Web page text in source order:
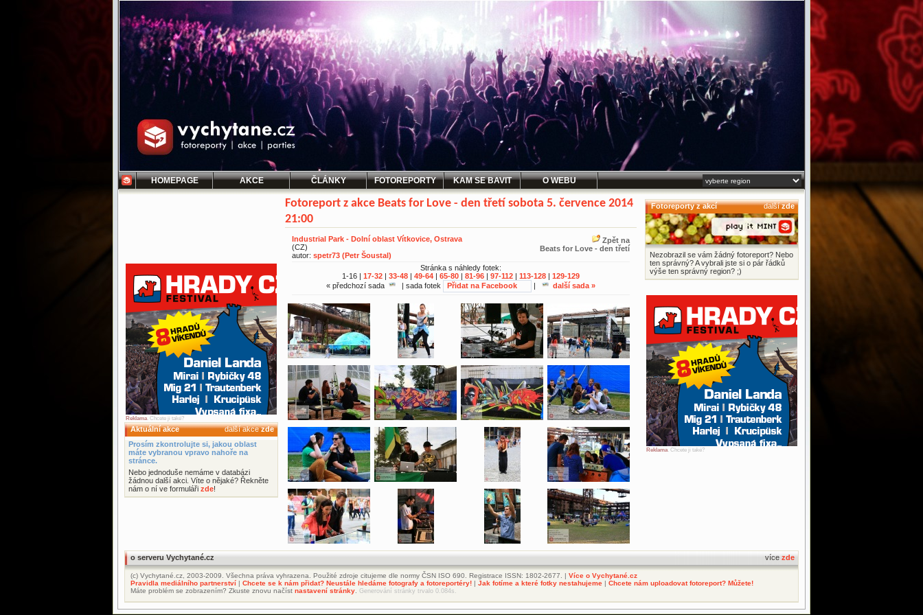
HOMEPAGE AKCE ČLÁNKY FOTOREPORTY KAM SE BAVIT O WEBU
Reklama. Chcete ji také?
Aktuální akce další akcezde
Prosím zkontrolujte si, jakou oblast
máte vybranou vpravo nahoře na
stránce.
Nebo jednoduše nemáme v databázi
žádnou další akci. Víte o nějaké? Řekněte
nám o ní ve formuláři zde!
Fotoreport z akce Beats for Love - den třetí sobota 5. července 2014
21:00
Zpět na
Beats for Love - den třetí
Industrial Park - Dolní oblast Vítkovice, Ostrava
(CZ)
autor: spetr73 (Petr Šoustal)
Stránka s náhledy fotek:
1-16 | 17-32 | 33-48 | 49-64 | 65-80 | 81-96 | 97-112 | 113-128 | 129-129
« předchozí sada
| sada fotek Přidat na Facebook | další sada »
Fotoreporty z akcí dalšízde
Nezobrazil se vám žádný fotoreport? Nebo
ten správný? A vybrali jste si o pár řádků
výše ten správný region? ;)
Reklama. Chcete ji také?
o serveru Vychytané.cz více zde
(c) Vychytané.cz, 2003-2009. Všechna práva vyhrazena. Použité zdroje citujeme dle normy ČSN ISO 690. Registrace ISSN: 1802-2677. | Více o Vychytané.cz
Pravidla mediálního partnerství | Chcete se k nám přidat? Neustále hledáme fotografy a fotoreportéry! | Jak fotíme a které fotky nestahujeme | Chcete nám uploadovat fotoreport? Můžete!
Máte problém se zobrazením? Zkuste znovu načíst nastavení stránky Generování stránky trvalo 0.084s.